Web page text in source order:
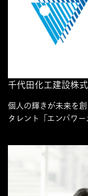
千代田化工建設株
個人の輝きが未来を
タレント「エンパワ